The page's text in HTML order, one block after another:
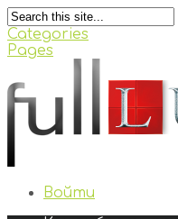
Categories
Pages
Войти